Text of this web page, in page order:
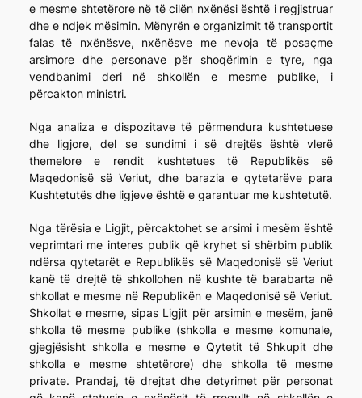
e mesme shtetërore në të cilën nxënësi është i regjistruar
dhe e ndjek mësimin. Mënyrën e organizimit të transportit
falas të nxënësve, nxënësve me nevoja të posaçme
arsimore dhe personave për shoqërimin e tyre, nga
vendbanimi deri në shkollën e mesme publike, i
përcakton ministri.
Nga analiza e dispozitave të përmendura kushtetuese
dhe ligjore, del se sundimi i së drejtës është vlerë
themelore e rendit kushtetues të Republikës së
Maqedonisë së Veriut, dhe barazia e qytetarëve para
Kushtetutës dhe ligjeve është e garantuar me kushtetutë.
Nga tërësia e Ligjit, përcaktohet se arsimi i mesëm është
veprimtari me interes publik që kryhet si shërbim publik
ndërsa qytetarët e Republikës së Maqedonisë së Veriut
kanë të drejtë të shkollohen në kushte të barabarta në
shkollat e mesme në Republikën e Maqedonisë së Veriut.
Shkollat e mesme, sipas Ligjit për arsimin e mesëm, janë
shkolla të mesme publike (shkolla e mesme komunale,
gjegjësisht shkolla e mesme e Qytetit të Shkupit dhe
shkolla e mesme shtetërore) dhe shkolla të mesme
private. Prandaj, të drejtat dhe detyrimet për personat